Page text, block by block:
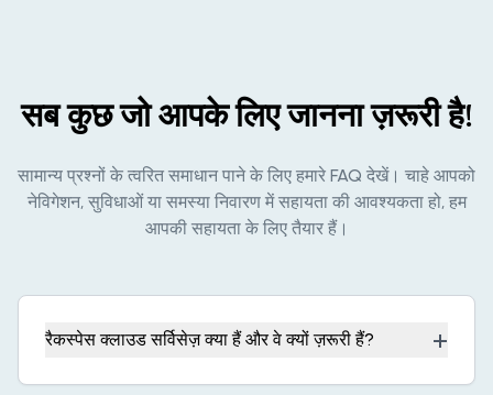
सब कुछ जो आपके लिए जानना ज़रूरी है!
सामान्य प्रश्नों के त्वरित समाधान पाने के लिए हमारे FAQ देखें। चाहे आपको
नेविगेशन, सुविधाओं या समस्या निवारण में सहायता की आवश्यकता हो, हम
आपकी सहायता के लिए तैयार हैं।
रैकस्पेस क्लाउड सर्विसेज़ क्या हैं और वे क्यों ज़रूरी हैं? +